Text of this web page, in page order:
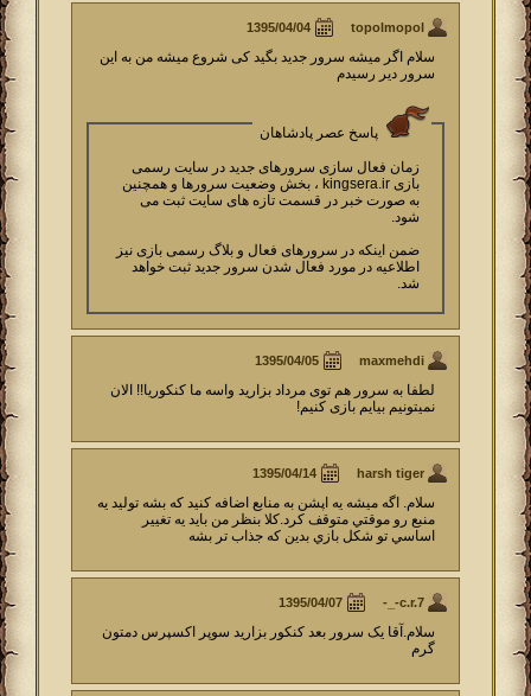
topolmopol
سلام اگر میشه سرور جدید بگید کی شروع میشه من به این
سرور دیر رسیدم
پاسخ عصر پادشاهان
زمان فعال سازی سرورهای جدید در سایت رسمی
بازی kingsera.ir ، بخش وضعیت سرورها و همچنین
به صورت خبر در قسمت تازه های سایت ثبت می
شود.
ضمن اینکه در سرورهای فعال و بلاگ رسمی بازی نیز
اطلاعیه در مورد فعال شدن سرور جدید ثبت خواهد
شد.
maxmehdi
لطفا به سرور هم توی مرداد بزارید واسه ما کنکوریا!! الان
نمیتونیم بیایم بازی کنیم!
harsh tiger
سلام. اگه ميشه يه اپشن به منابع اضافه كنيد كه بشه توليد يه
منبع رو موقتي متوقف كرد.كلا بنظر من بايد يه تغيير
اساسي تو شكل بازي بدين كه جذاب تر بشه
c.r.7-_-
سلام.آقا یک سرور بعد کنکور بزارید سوپر اکسپرس دمتون
گرم